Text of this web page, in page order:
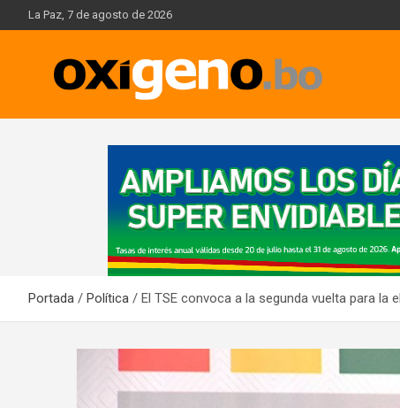
to
La Paz, 7 de agosto de 2026
Oxígeno Digital
i
s
Portada Política El TSE convoca a la segunda vuelta para